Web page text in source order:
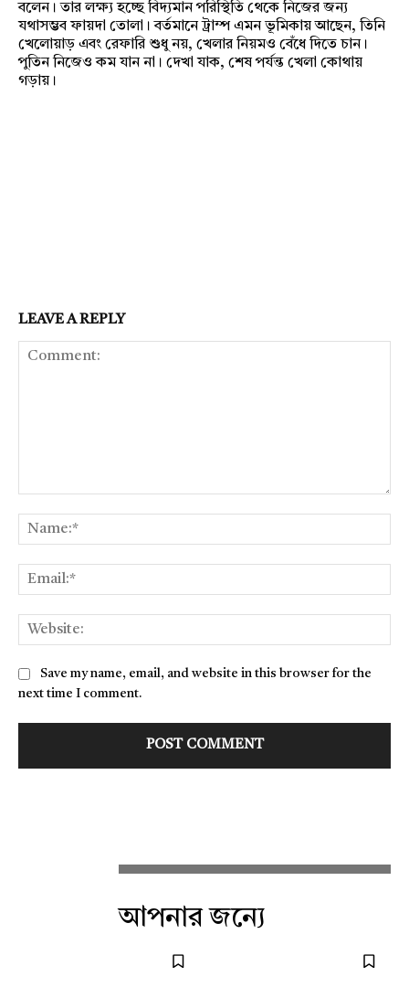
বলেন। তার লক্ষ্য হচ্ছে বিদ্যমান পরিস্থিতি থেকে নিজের জন্য
যথাসম্ভব ফায়দা তোলা। বর্তমানে ট্রাম্প এমন ভূমিকায় আছেন, তিনি
খেলোয়াড় এবং রেফারি শুধু নয়, খেলার নিয়মও বেঁধে দিতে চান।
পুতিন নিজেও কম যান না। দেখা যাক, শেষ পর্যন্ত খেলা কোথায়
গড়ায়।
LEAVE A REPLY
Save my name, email, and website in this browser for the
next time I comment.
আপনার জন্যে